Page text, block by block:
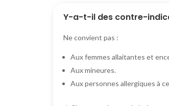
Y-a-t-il des contre-
Ne convient pas :
Aux femmes allaitantes et
Aux mineures.
Aux personnes allergiques à